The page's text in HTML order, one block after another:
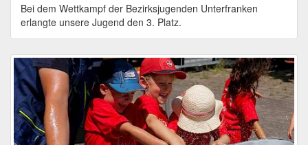
Bei dem Wettkampf der Bezirksjugenden Unterfranken
erlangte unsere Jugend den 3. Platz.